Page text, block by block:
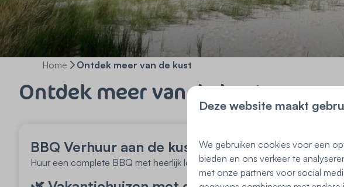
Home Ontdek meer van de kust
Ontdek meer van de kust
BBQ Verhuur aan de kust
Huur een complete BBQ met heerlijk lokaal rundvlees. Gratis bezorgd bij
Deze website maakt
We gebruiken cookies voor een
bieden en ons verkeer te
met onze partners voor social